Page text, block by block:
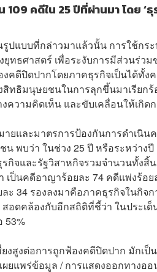
คดีใน 25 ปีที่ผ่านมา โดย ‘
ปแบบที่กล่าวมาแล้วนั้น การใช้ก
ยุทธศาสตร์ เพื่อระงับการมีส่วนร่ว
งคดีปิดปากโดยภาคธุรกิจเป็นได้ทั้
ทธิมนุษยชนในการลุกขึ้นมาเรีย
ความคิดเห็น และขับเคลื่อนให้เกิด
ายและมาตรการป้องกันการดำเนิ
พบว่า ในช่วง 25 ปี หรือระหว่าง
กิจและรัฐวิสาหกิจรวมจำนวนทั้ง
ป็นคดีอาญาร้อยละ 74 คดีแพ่งร้อ
ะ 34 รองลงมาคือภาคธุรกิจในกิ
สอดคล้องกับอีกสถิติที่ชี้ว่า ในประ
53%
งสูงต่อการถูกฟ้องคดีปิดปาก มัก
ผยแพร่ข้อมูล / การแสดงออกทาง